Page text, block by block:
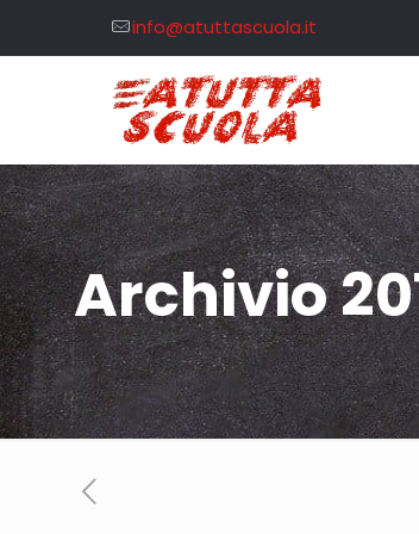
info@atuttascuola.it
Archivio